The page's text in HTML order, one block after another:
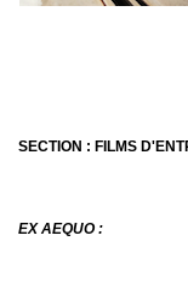
SECTION : FILMS
EX AEQUO :